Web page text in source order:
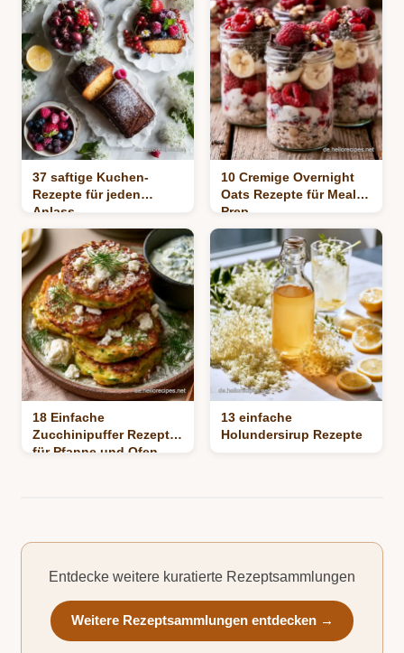
37 saftige Kuchen-
Rezepte für jeden
Anlass
10 Cremige Overnight
Oats Rezepte für Meal
Prep
18 Einfache
Zucchinipuffer Rezepte
für Pfanne und Ofen
13 einfache
Holundersirup Rezepte
Entdecke weitere kuratierte Rezeptsammlungen
Weitere Rezeptsammlungen entdecken →